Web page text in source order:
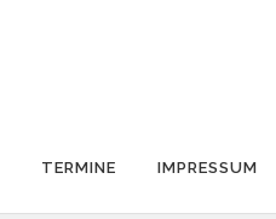
TERMINE IMPRESSUM